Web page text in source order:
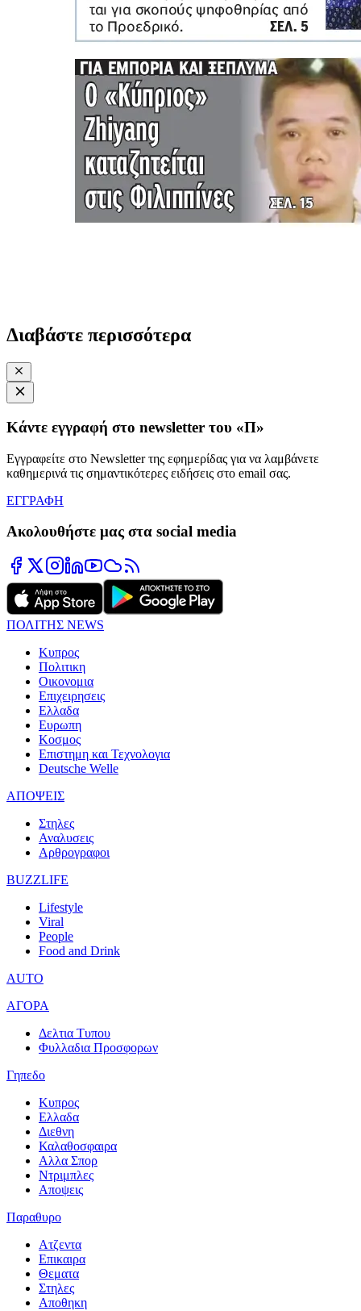
Διαβάστε περισσότερα
Κάντε εγγραφή στο newsletter του «Π»
Εγγραφείτε στο Newsletter της εφημερίδας για να λαμβάνετε
καθημερινά τις σημαντικότερες ειδήσεις στο email σας.
ΕΓΓΡΑΦΗ
Ακολουθήστε μας στα social media
ΠΟΛΙΤΗΣ NEWS
Κυπρος
Πολιτικη
Οικονομια
Επιχειρησεις
Ελλαδα
Ευρωπη
Κοσμος
Επιστημη και Τεχνολογια
Deutsche Welle
ΑΠΟΨΕΙΣ
Στηλες
Αναλυσεις
Αρθρογραφοι
BUZZLIFE
Lifestyle
Viral
People
Food and Drink
AUTO
ΑΓΟΡΑ
Δελτια Τυπου
Φυλλαδια Προσφορων
Γηπεδο
Κυπρος
Ελλαδα
Διεθνη
Καλαθοσφαιρα
Αλλα Σπορ
Ντριμπλες
Αποψεις
Παραθυρο
Ατζεντα
Επικαιρα
Θεματα
Στηλες
Αποθηκη